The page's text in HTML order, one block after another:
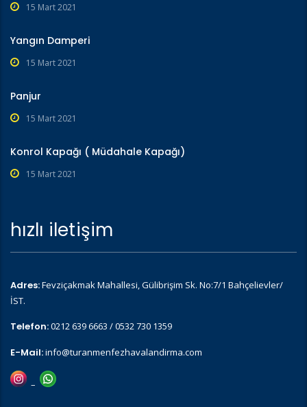
15 Mart 2021
Yangın Damperi
15 Mart 2021
Panjur
15 Mart 2021
Konrol Kapağı ( Müdahale Kapağı)
15 Mart 2021
hızlı iletişim
Adres:Fevziçakmak Mahallesi, Gülibrişim Sk. No:7/1 Bahçelievler/
İST.
Telefon:0212 639 6663 / 0532 730 1359
E-Mail:info@turanmenfezhavalandirma.com
–